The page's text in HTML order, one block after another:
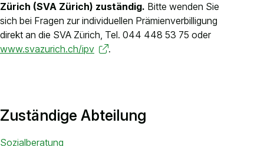
Nachhaltigkeit
Zürich (SVA Zürich) zuständig. Bitte wenden Sie
sich bei Fragen zur individuellen Prämienverbilligung
direkt an die SVA Zürich, Tel. 044 448 53 75 oder
www.svazurich.ch/ipv
.
Zuständige Abteilung
Sozialberatung